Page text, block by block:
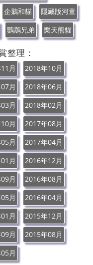
企鵝和貓
隱藏版河童
鸚鵡兄弟 樂天熊貓
整理：
月
2018年10月
月
2018年06月
月
2018年02月
月
2017年08月
月
2017年04月
月
2016年12月
月
2016年08月
月
2016年04月
月
2015年12月
月
2015年08月
月